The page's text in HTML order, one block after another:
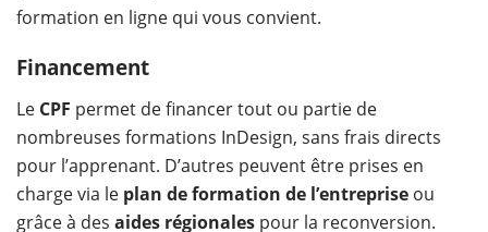
formation en ligne qui vous convient.
Financement
Le CPF permet de financer tout ou partie de
nombreuses formations InDesign, sans frais directs
pour l’apprenant. D’autres peuvent être prises en
charge via le plan de formation de l’entreprise ou
grâce à des aides régionales pour la reconversion.